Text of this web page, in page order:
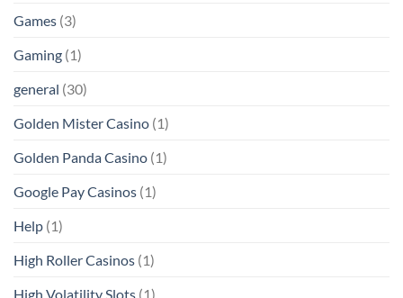
Games (3)
Gaming (1)
general (30)
Golden Mister Casino (1)
Golden Panda Casino (1)
Google Pay Casinos (1)
Help (1)
High Roller Casinos (1)
High Volatility Slots (1)